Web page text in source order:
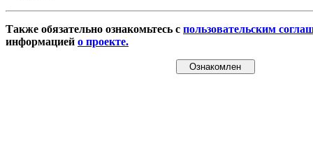
Также обязательно ознакомьтесь с пользовательским
информацией о проекте.
Ознакомлен